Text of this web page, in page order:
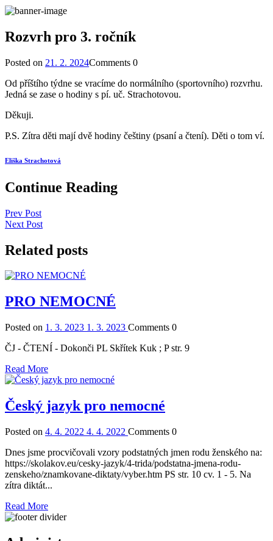
Rozvrh pro 3. ročník
Posted on 21. 2. 2024Comments 0
Od příštího týdne se vracíme do normálního (sportovního) rozvrhu.
Jedná se zase o hodiny s pí. uč. Strachotovou.
Děkuji.
P.S. Zítra děti mají dvě hodiny češtiny (psaní a čtení). Děti o tom ví.
Eliška Strachotová
Continue Reading
Prev Post
Next Post
Related posts
PRO NEMOCNÉ
Posted on 1. 3. 2023 1. 3. 2023 Comments 0
ČJ - ČTENÍ - Dokonči PL Skřítek Kuk ; P str. 9
Read More
Český jazyk pro nemocné
Posted on 4. 4. 2022 4. 4. 2022 Comments 0
Dnes jsme procvičovali vzory podstatných jmen rodu ženského na:
https://skolakov.eu/cesky-jazyk/4-trida/podstatna-jmena-rodu-
zenskeho/znamkovane-diktaty/vyber.htm PS str. 10 cv. 1 - 5. Na
zítra diktát...
Read More